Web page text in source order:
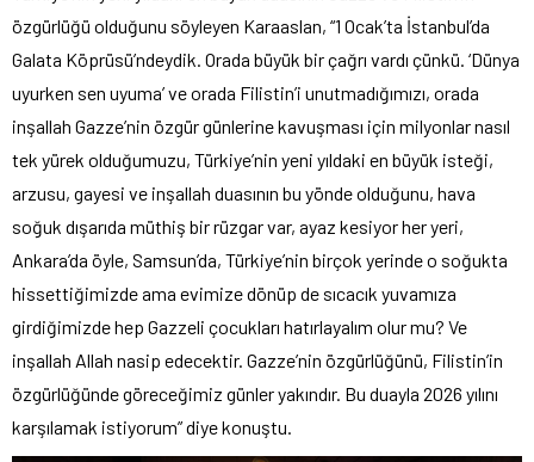
özgürlüğü olduğunu söyleyen Karaaslan, “1 Ocak’ta İstanbul’da
Galata Köprüsü’ndeydik. Orada büyük bir çağrı vardı çünkü. ‘Dünya
uyurken sen uyuma’ ve orada Filistin’i unutmadığımızı, orada
inşallah Gazze’nin özgür günlerine kavuşması için milyonlar nasıl
tek yürek olduğumuzu, Türkiye’nin yeni yıldaki en büyük isteği,
arzusu, gayesi ve inşallah duasının bu yönde olduğunu, hava
soğuk dışarıda müthiş bir rüzgar var, ayaz kesiyor her yeri,
Ankara’da öyle, Samsun’da, Türkiye’nin birçok yerinde o soğukta
hissettiğimizde ama evimize dönüp de sıcacık yuvamıza
girdiğimizde hep Gazzeli çocukları hatırlayalım olur mu? Ve
inşallah Allah nasip edecektir. Gazze’nin özgürlüğünü, Filistin’in
özgürlüğünde göreceğimiz günler yakındır. Bu duayla 2026 yılını
karşılamak istiyorum” diye konuştu.